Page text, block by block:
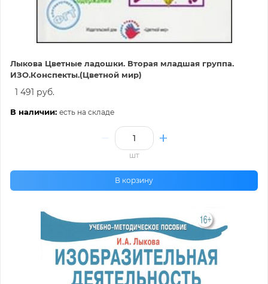
Лыкова Цветные ладошки. Вторая младшая группа.
ИЗО.Конспекты.(Цветной мир)
1 491 руб.
В наличии: есть на складе
шт
В корзину